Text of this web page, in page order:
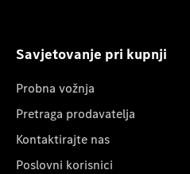
Savjetovanje pri kupnji
Probna vožnja
Pretraga prodavatelja
Kontaktirajte nas
Poslovni korisnici